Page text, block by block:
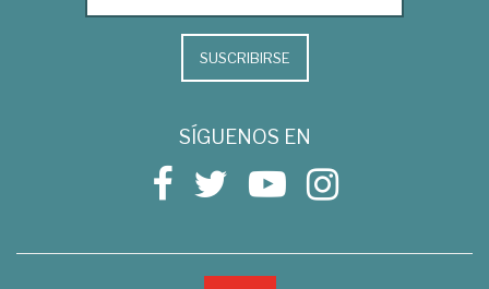
SUSCRIBIRSE
SÍGUENOS EN